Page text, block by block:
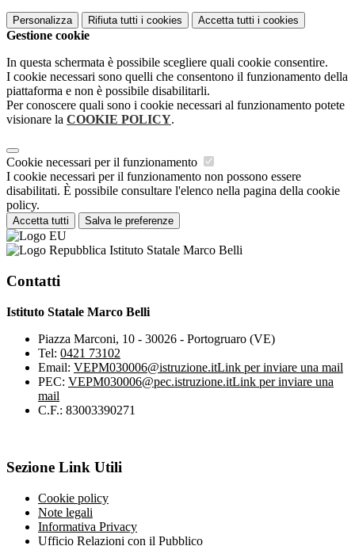
Personalizza Rifiuta tutti i cookies Accetta tutti i cookies
Gestione cookie
In questa schermata è possibile scegliere quali cookie consentire.
I cookie necessari sono quelli che consentono il funzionamento della
piattaforma e non è possibile disabilitarli.
Per conoscere quali sono i cookie necessari al funzionamento potete
visionare la COOKIE POLICY.
Cookie necessari per il funzionamento
I cookie necessari per il funzionamento non possono essere
disabilitati. È possibile consultare l'elenco nella pagina della cookie
policy.
Accetta tutti Salva le preferenze
Istituto Statale Marco Belli
Contatti
Istituto Statale Marco Belli
Piazza Marconi, 10 - 30026 - Portogruaro (VE)
Tel: 0421 73102
Email: VEPM030006@istruzione.itLink per inviare una mail
PEC: VEPM030006@pec.istruzione.itLink per inviare una
mail
C.F.: 83003390271
Sezione Link Utili
Cookie policy
Note legali
Informativa Privacy
Ufficio Relazioni con il Pubblico